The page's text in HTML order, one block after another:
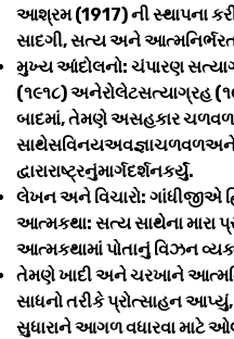
આશ્રમ (1917) ની સ્થાપના
સાદગી, સત્ય અને
મુખ્ય આંદોલનો: ચંપારણ
(૧૯૧૮) અનેરોલેટસત્યાગ્રહ
બાદમાં, તેમણે અસહકાર ચળવળ
દ્વારારાષ્ટ્રનુંમાર્ગદર્શનકર્યું.
લેખન અને વિચારો:
આત્મકથા: સત્ય સાથેના મારા
આત્મકથામાં પોતાનું વિઝન
તેમણે ખાદી અને ચરખાને
સાધનો તરીકે પ્રોત્સાહન
સુધારાને આગળ વધારવા માટે